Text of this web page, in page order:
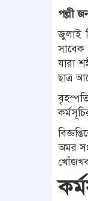
পল্লী
জুলাই
সাবেক
যারা
ছাত্র
অমর